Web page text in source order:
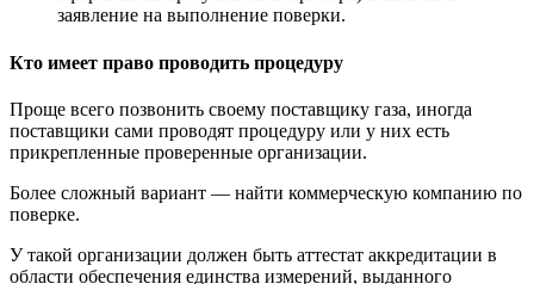
заявление на выполнение поверки.
Кто имеет право проводить процедуру
Проще всего позвонить своему поставщику газа, иногда
поставщики сами проводят процедуру или у них есть
прикрепленные проверенные организации.
Более сложный вариант — найти коммерческую компанию по
поверке.
У такой организации должен быть аттестат аккредитации в
области обеспечения единства измерений, выданного